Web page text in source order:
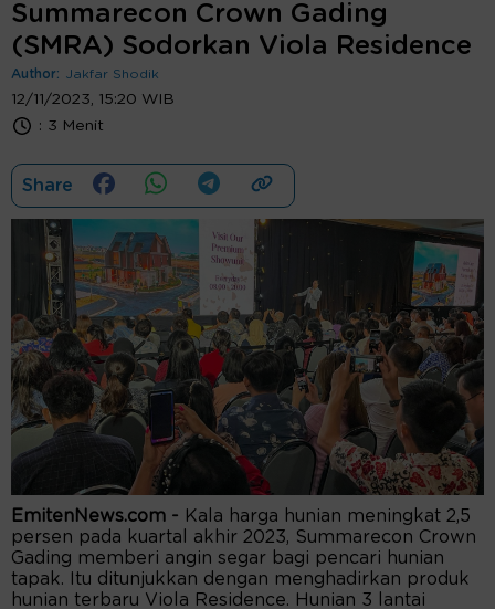
Summarecon Crown Gading
(SMRA) Sodorkan Viola Residence
Author: Jakfar Shodik
12/11/2023, 15:20 WIB
: 3 Menit
Share
EmitenNews.com - Kala harga hunian meningkat 2,5
persen pada kuartal akhir 2023, Summarecon Crown
Gading memberi angin segar bagi pencari hunian
tapak. Itu ditunjukkan dengan menghadirkan produk
hunian terbaru Viola Residence. Hunian 3 lantai